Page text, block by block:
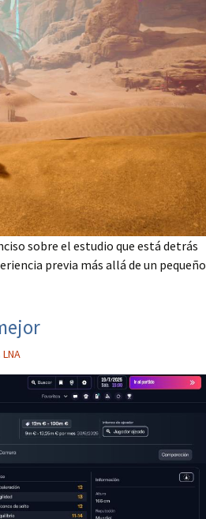
sobre el estudio que está detrás
previa más allá de un pequeño
LNA